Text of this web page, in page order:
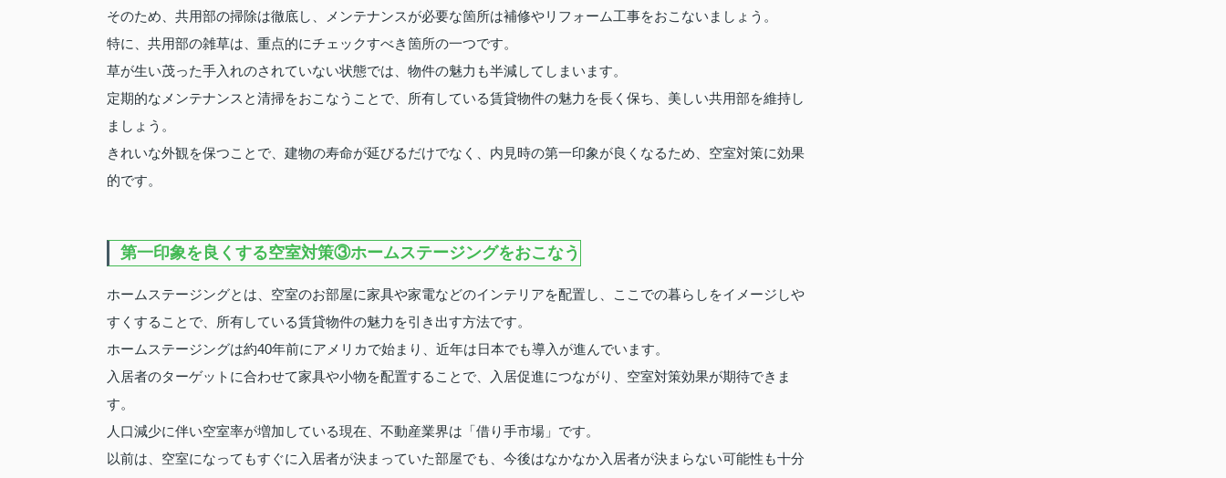
そのため、共用部の掃除は徹底し、メンテナンスが必要な箇所は補修やリフォーム工事をおこないましょう。
特に、共用部の雑草は、重点的にチェックすべき箇所の一つです。
草が生い茂った手入れのされていない状態では、物件の魅力も半減してしまいます。
定期的なメンテナンスと清掃をおこなうことで、所有している賃貸物件の魅力を長く保ち、美しい共用部を維持し
ましょう。
きれいな外観を保つことで、建物の寿命が延びるだけでなく、内見時の第一印象が良くなるため、空室対策に効果
的です。
第一印象を良くする空室対策③ホームステージングをおこなう
ホームステージングとは、空室のお部屋に家具や家電などのインテリアを配置し、ここでの暮らしをイメージしや
すくすることで、所有している賃貸物件の魅力を引き出す方法です。
ホームステージングは約40年前にアメリカで始まり、近年は日本でも導入が進んでいます。
入居者のターゲットに合わせて家具や小物を配置することで、入居促進につながり、空室対策効果が期待できま
す。
人口減少に伴い空室率が増加している現在、不動産業界は「借り手市場」です。
以前は、空室になってもすぐに入居者が決まっていた部屋でも、今後はなかなか入居者が決まらない可能性も十分